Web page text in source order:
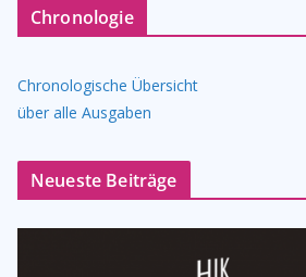
Chronologie
Chronologische Übersicht
über alle Ausgaben
Neueste Beiträge